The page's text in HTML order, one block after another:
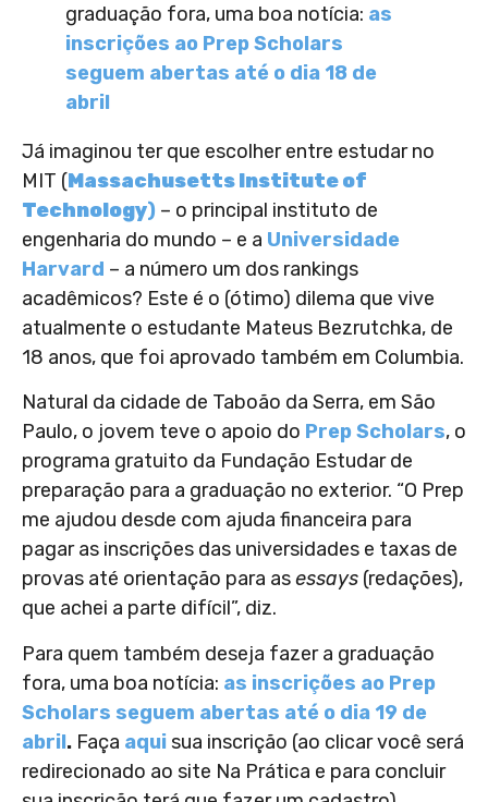
graduação fora, uma boa notícia: as
inscrições ao Prep Scholars
seguem abertas até o dia 18 de
abril
Já imaginou ter que escolher entre estudar no
MIT (Massachusetts Institute of
Technology) – o principal instituto de
engenharia do mundo – e a Universidade
Harvard – a número um dos rankings
acadêmicos? Este é o (ótimo) dilema que vive
atualmente o estudante Mateus Bezrutchka, de
18 anos, que foi aprovado também em Columbia.
Natural da cidade de Taboão da Serra, em São
Paulo, o jovem teve o apoio do Prep Scholars, o
programa gratuito da Fundação Estudar de
preparação para a graduação no exterior. “O Prep
me ajudou desde com ajuda financeira para
pagar as inscrições das universidades e taxas de
provas até orientação para asessays (redações),
que achei a parte difícil”, diz.
Para quem também deseja fazer a graduação
fora, uma boa notícia: as inscrições ao Prep
Scholars seguem abertas até o dia 19 de
abril. Faça aquisua inscrição (ao clicar você será
redirecionado ao site Na Prática e para concluir